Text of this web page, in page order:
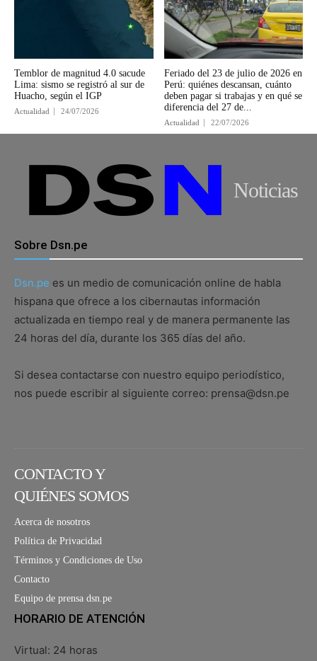
Temblor de magnitud 4.0 sacude
Lima: sismo se registró al sur de
Huacho, según el IGP
Actualidad 24/07/2026
Feriado del 23 de julio de 2026 en
Perú: quiénes descansan, cuánto
deben pagar si trabajas y en qué se
diferencia del 27 de...
Actualidad 22/07/2026
Noticias
Sobre Dsn.pe
Dsn.pe es un medio de comunicación online de habla
hispana que ofrece a los cibernautas información
actualizada en tiempo real y de manera permanente las
24 horas del día, durante los 365 días del año.
Si desea contactarse con nuestro equipo periodístico,
nos puede escribir al siguiente correo: prensa@dsn.pe
CONTACTO Y
QUIÉNES SOMOS
Acerca de nosotros
Política de Privacidad
Términos y Condiciones de Uso
Contacto
Equipo de prensa dsn.pe
HORARIO DE ATENCIÓN
Virtual: 24 horas